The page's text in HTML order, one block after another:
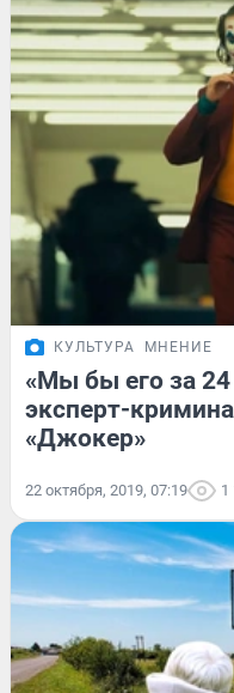
КУЛЬТУРА МНЕНИЕ
«Мы бы его за 24
эксперт-
«Джокер»
22 октября, 2019, 07:19 1